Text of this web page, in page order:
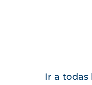
Ir a todas